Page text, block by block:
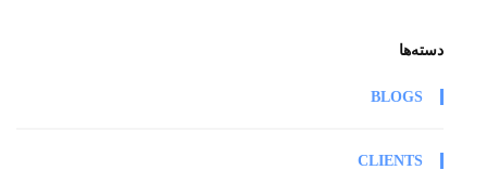
دسته‌ها
BLOGS
CLIENTS